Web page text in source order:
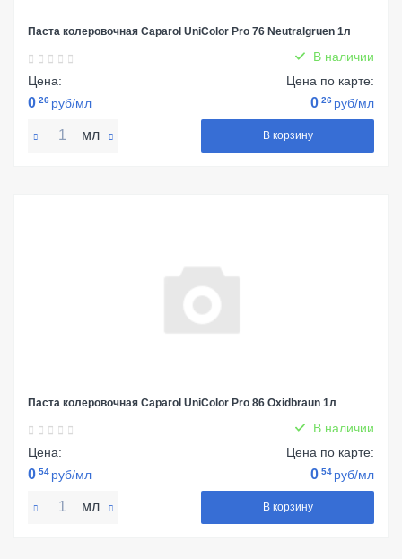
Паста колеровочная Caparol UniColor Pro 76 Neutralgruen 1л
В наличии
Цена:
0 26 руб/мл
Цена по карте:
0 26 руб/мл
мл В корзину
Паста колеровочная Caparol UniColor Pro 86 Oxidbraun 1л
В наличии
Цена:
0 54 руб/мл
Цена по карте:
0 54 руб/мл
мл В корзину